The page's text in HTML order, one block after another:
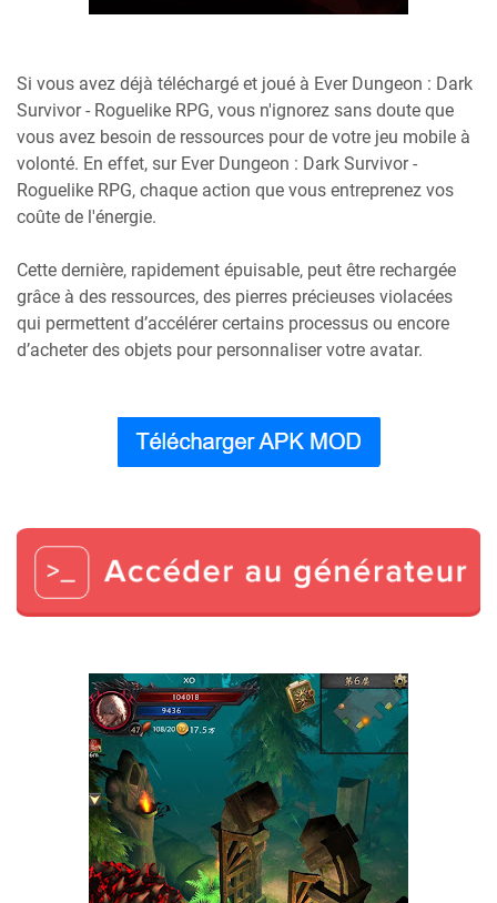
Si vous avez déjà téléchargé et joué à Ever Dungeon : Dark
Survivor - Roguelike RPG, vous n'ignorez sans doute que
vous avez besoin de ressources pour de votre jeu mobile à
volonté. En effet, sur Ever Dungeon : Dark Survivor -
Roguelike RPG, chaque action que vous entreprenez vos
coûte de l'énergie.
Cette dernière, rapidement épuisable, peut être rechargée
grâce à des ressources, des pierres précieuses violacées
qui permettent d’accélérer certains processus ou encore
d’acheter des objets pour personnaliser votre avatar.